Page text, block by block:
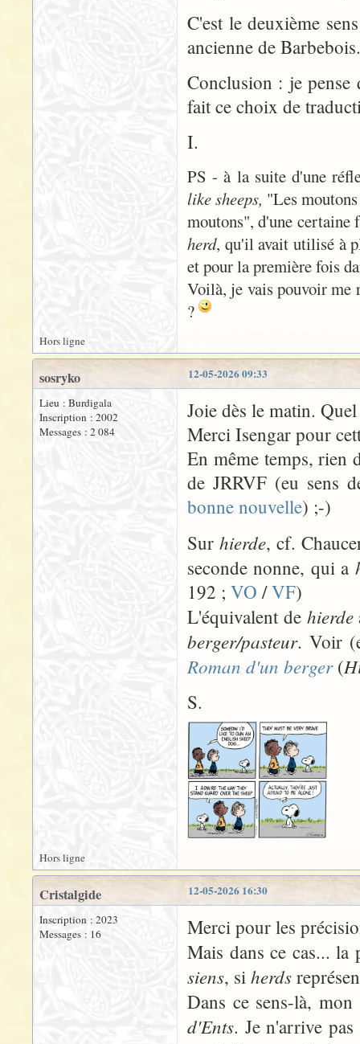
C'est le deuxième
ancienne de Barbebois.
Conclusion : je pense
fait ce choix de
I.
PS - à la suite d'une
like sheeps, "Les
moutons", d'une certaine
herd, qu'il avait utilisé à
et pour la première fois
Voilà, je vais pouvoir me
?
Hors ligne
12-05-2026 09:33
sosryko
Lieu : Burdigala
Inscription : 2002
Messages : 2 084
Joie dès le matin.
Merci Isengar pour
En même temps, rien
de JRRVF (eu sens
bonne nouvelle) ;-)
Surhierde, cf.
seconde nonne, qui a
192 ; VO /VF)
L'équivalent de hierde
berger/pasteur. Voir
Roman d'un berger(
S.
Hors ligne
12-05-2026 16:30
Cristalgide
Inscription : 2023
Messages : 16
Merci pour les
Mais dans ce cas...
siens, si herds
Dans ce sens-là,
d'Ents. Je n'arrive